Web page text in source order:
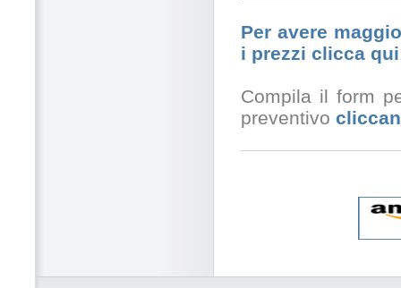
Per avere
i prezzi clicca qui
Compila il form
preventivo